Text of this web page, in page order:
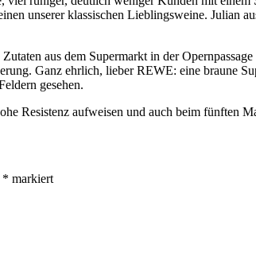
unserer klassischen Lieblingsweine. Julian
aus dem Supermarkt in der
Ganz ehrlich, lieber REWE: eine braune
gesehen.
Resistenz aufweisen und auch beim fünften
* markiert